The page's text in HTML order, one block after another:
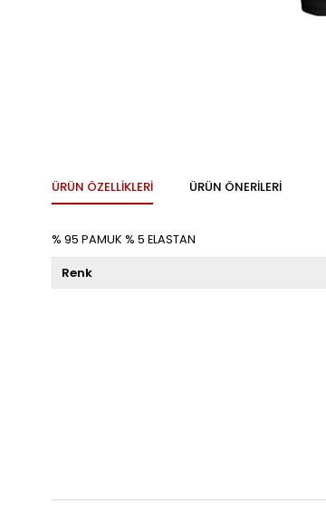
ÜRÜN ÖZELLIKLERI ÜRÜN ÖNERILERI
% 95 PAMUK % 5 ELASTAN
Renk